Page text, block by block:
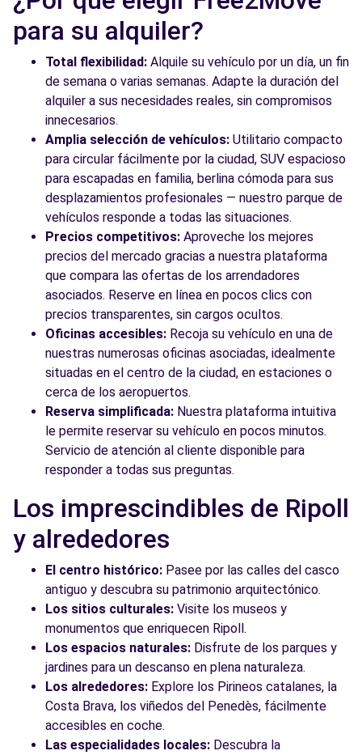
para su alquiler?
Total flexibilidad: Alquile su vehículo por un día, un fin
de semana o varias semanas. Adapte la duración del
alquiler a sus necesidades reales, sin compromisos
innecesarios.
Amplia selección de vehículos: Utilitario compacto
para circular fácilmente por la ciudad, SUV espacioso
para escapadas en familia, berlina cómoda para sus
desplazamientos profesionales — nuestro parque de
vehículos responde a todas las situaciones.
Precios competitivos: Aproveche los mejores
precios del mercado gracias a nuestra plataforma
que compara las ofertas de los arrendadores
asociados. Reserve en línea en pocos clics con
precios transparentes, sin cargos ocultos.
Oficinas accesibles: Recoja su vehículo en una de
nuestras numerosas oficinas asociadas, idealmente
situadas en el centro de la ciudad, en estaciones o
cerca de los aeropuertos.
Reserva simplificada: Nuestra plataforma intuitiva
le permite reservar su vehículo en pocos minutos.
Servicio de atención al cliente disponible para
responder a todas sus preguntas.
Los imprescindibles de Ripoll
y alrededores
El centro histórico: Pasee por las calles del casco
antiguo y descubra su patrimonio arquitectónico.
Los sitios culturales: Visite los museos y
monumentos que enriquecen Ripoll.
Los espacios naturales: Disfrute de los parques y
jardines para un descanso en plena naturaleza.
Los alrededores: Explore los Pirineos catalanes, la
Costa Brava, los viñedos del Penedès, fácilmente
accesibles en coche.
Las especialidades locales: Descubra la